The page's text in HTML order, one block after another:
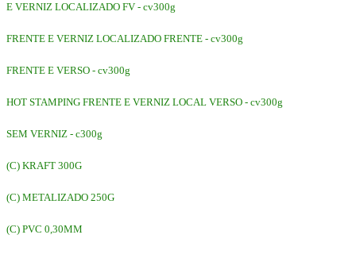
E VERNIZ LOCALIZADO FV - cv300g
FRENTE E VERNIZ LOCALIZADO FRENTE - cv300g
FRENTE E VERSO - cv300g
HOT STAMPING FRENTE E VERNIZ LOCAL VERSO - cv300g
SEM VERNIZ - c300g
(C) KRAFT 300G
(C) METALIZADO 250G
(C) PVC 0,30MM